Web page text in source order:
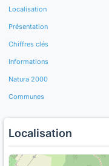
Localisation
Présentation
Chiffres clés
Informations
Natura 2000
Communes
Localisation